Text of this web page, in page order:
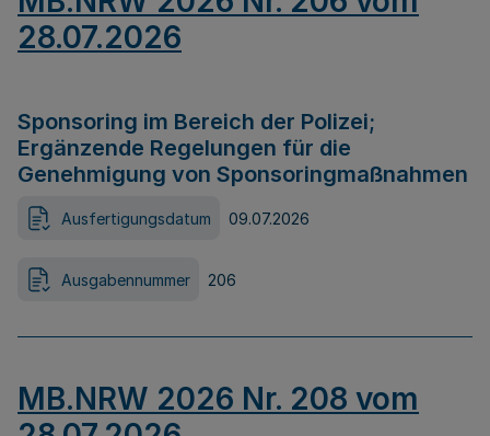
28.07.2026
Sponsoring im Bereich der Polizei;
Ergänzende Regelungen für die
Genehmigung von Sponsoringmaßnahmen
Ausfertigungsdatum 09.07.2026
Ausgabennummer 206
MB.NRW 2026 Nr. 208 vom